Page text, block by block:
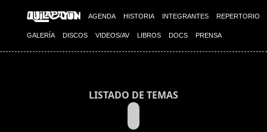
AGENDA HISTORIA INTEGRANTES REPERTORIO
GALERÍA DISCOS VIDEOS/AV LIBROS DOCS PRENSA
LISTADO DE TEMAS